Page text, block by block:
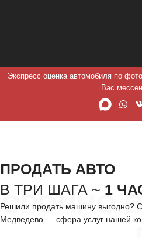
Экспресс оценка автомобиля по
Вас
СРОЧНО
ПРОДАТЬ АВТО
В ТРИ ШАГА ~ 1
Решили продать машину выгодно?
Медведево — сфера услуг нашей